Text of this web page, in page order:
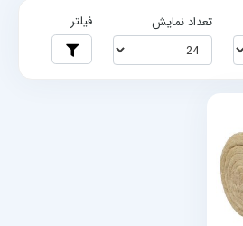
تعداد نمایش فیلتر